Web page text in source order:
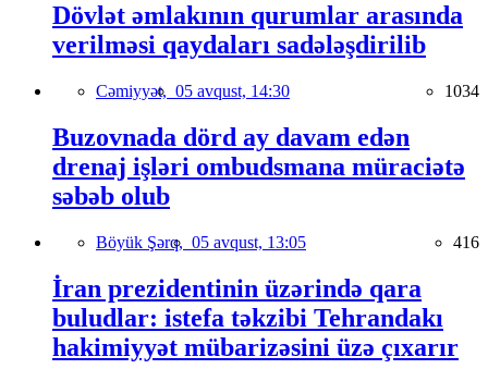
Dövlət əmlakının qurumlar arasında
verilməsi qaydaları sadələşdirilib
Cəmiyyət, 05 avqust, 14:30 1034
Buzovnada dörd ay davam edən
drenaj işləri ombudsmana müraciətə
səbəb olub
Böyük Şərq, 05 avqust, 13:05 416
İran prezidentinin üzərində qara
buludlar: istefa təkzibi Tehrandakı
hakimiyyət mübarizəsini üzə çıxarır